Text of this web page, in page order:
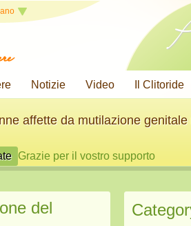
Notizie Video Il Clitoride
affette da mutilazione
Grazie per il vostro supporto
del